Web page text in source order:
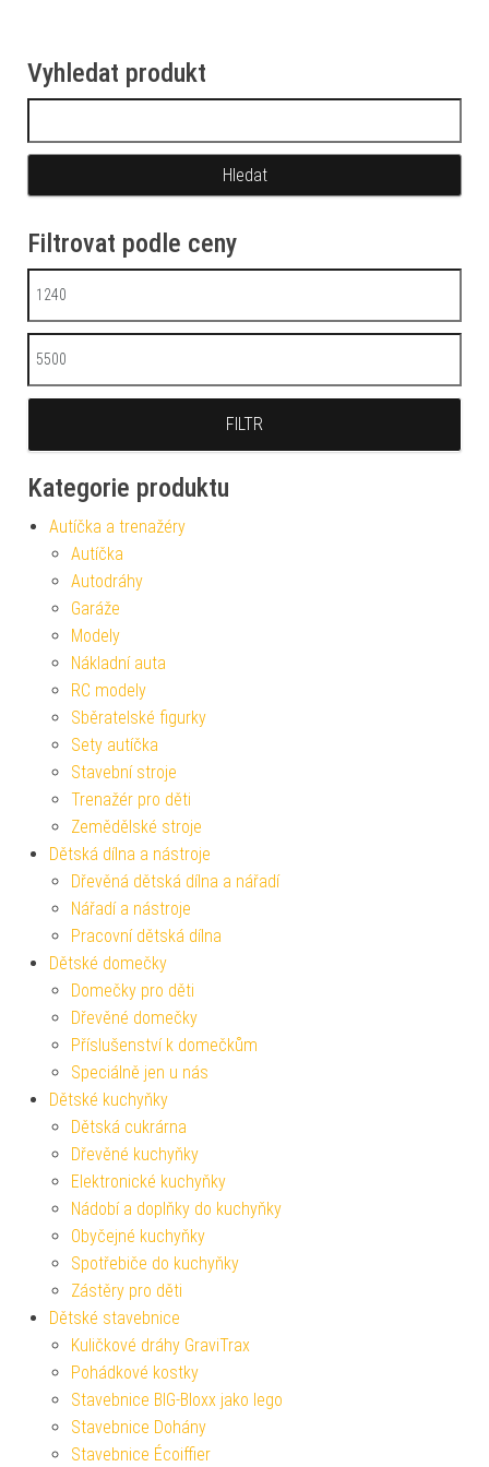
Vyhledat produkt
Filtrovat podle ceny
Minimální cena
Maximální cena
FILTR
Kategorie produktu
Autíčka a trenažéry
Autíčka
Autodráhy
Garáže
Modely
Nákladní auta
RC modely
Sběratelské figurky
Sety autíčka
Stavební stroje
Trenažér pro děti
Zemědělské stroje
Dětská dílna a nástroje
Dřevěná dětská dílna a nářadí
Nářadí a nástroje
Pracovní dětská dílna
Dětské domečky
Domečky pro děti
Dřevěné domečky
Příslušenství k domečkům
Speciálně jen u nás
Dětské kuchyňky
Dětská cukrárna
Dřevěné kuchyňky
Elektronické kuchyňky
Nádobí a doplňky do kuchyňky
Obyčejné kuchyňky
Spotřebiče do kuchyňky
Zástěry pro děti
Dětské stavebnice
Kuličkové dráhy GraviTrax
Pohádkové kostky
Stavebnice BIG-Bloxx jako lego
Stavebnice Dohány
Stavebnice Écoiffier